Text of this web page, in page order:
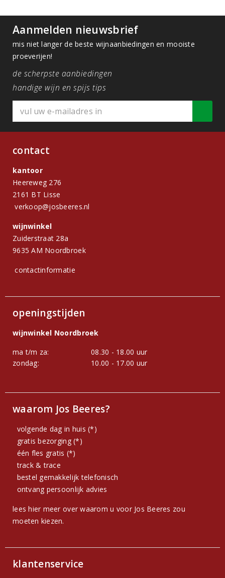
Aanmelden nieuwsbrief
mis niet langer de beste wijnaanbiedingen en mooiste
proeverijen!
de scherpste aanbiedingen
handige wijn en spijs tips
contact
kantoor
Heereweg 276
2161 BT Lisse
verkoop@josbeeres.nl
wijnwinkel
Zuiderstraat 28a
9635 AM Noordbroek
contactinformatie
openingstijden
wijnwinkel Noordbroek
ma t/m za:
08.30 - 18.00 uur
zondag:
10.00 - 17.00 uur
waarom Jos Beeres?
volgende dag in huis (*)
gratis bezorging (*)
één fles gratis (*)
track & trace
bestel gemakkelijk telefonisch
ontvang persoonlijk advies
lees hier meer over waarom u voor Jos Beeres zou
moeten kiezen.
klantenservice